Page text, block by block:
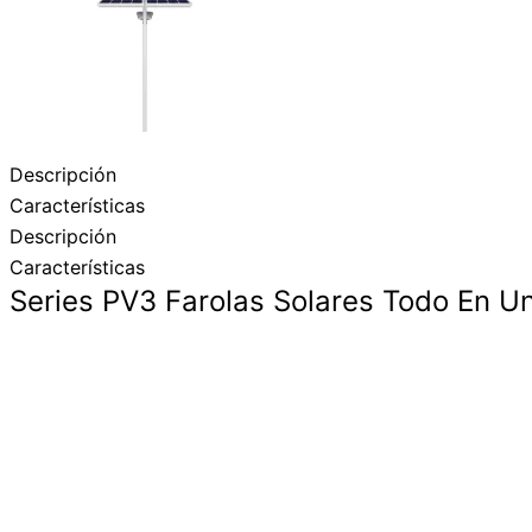
Descripción
Características
Descripción
Características
Series PV3 Farolas Solares Todo En